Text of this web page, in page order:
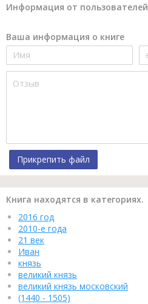
Информация от пользователей
Ваша информация о книге
Прикрепить файл
Книга находятся в категориях.
2016 год
2010-е года
21 век
Иван
князь
великий князь
великий князь московский
(1440 - 1505)